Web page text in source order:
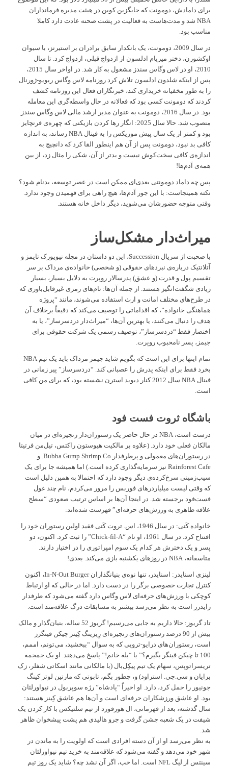
برای دامادش، دومونت که جایگزین کوبن در هیئت مدیره فرمانداران
NBA شد و مدت‌هاست به فعالیت در پشت صحنه عادت دارد کاملا
مناسب بود.
در سال 2009، دومونت، یک بانکدار سابق برادران بر استیرنز، با سیوان
اوکشورن، دختر میریام ادلسون از ازدواج قبلی، ازدواج کرد. تا سال
2010، او در لاس وگاس سندز مشغول به کار شد. در اواخر سال 2015،
پس از اینکه شلدون ادلسون تلاش کرد روزنامه لاس وگاس ریویو-ژورنال
را به طور مخفیانه خریداری کند، خبرنگاران فعال این روزنامه کشف
کردند که دومونت کسی بود که فعالانه در حال واسطه‌گری این معامله
بود. در سال 2016، دومونت به عنوان مدیر ارشد مالی لاس وگاس سندز
منصوب شد. حالا سال 2025: انگار رها کردن بازیکنی که چهره‌ی فرنچایز
بود و کمتر از یک سال پیش موریکس را به فینال NBA رساند، به اندازه
کافی بد نبود، دومونت پس از آن هم اینطور القا کرد که دانچیچ به
اندازه‌ی کافی سخت‌کوش نیست و بدتر از آن، شکی را مثال زد، از بین
همه‌ی آدم‌ها!
پس چه داماد دومونتی بعدی‌ای ممکن است در عصر توسعه، بدنام شود؟
نکته همینجاست: با این جور آدم‌ها، هیچ راهی برای فهمیدن وجود ندارد.
وقتی متوجه حضورشان می‌شوید، دیگر داخل خانه هستند.
میراث‌دار مشکل‌ساز
با صحبت از سریال Succession، این دو داستان در مجله نیویورک تایمز و
آتلانتیک درباره‌ی نبردهای حقوقی (و شخصی) خانواده‌ی مرداک بر سر
تقسیم پول و قدرت (و عشق) پدرسالار روپرت به دلایل بسیار، بسیار
زیادی شگفت‌انگیز هستند. از جمله آن‌ها: نام‌های رمزی غیرقابل‌باوری که
در طرح‌های مختلف امانت و ارث استفاده می‌شوند، مانند “پروژه
هماهنگی خانواده”، که اقداماتی را توصیف می‌کند که دقیقاً برخلاف آن
هدف را دنبال می‌کنند، یا بهترین آن‌ها، “میراث‌دار دردسرساز”، یا به
اختصار فقط “دردسرساز”، توصیف رسمی یک شرکت حقوقی برای
جیمز، پسر نامحبوب روپرت.
تمام اینها برای این است که بگویم شاید جیمز مرداک باید یک تیم NBA
بخرد فقط برای اینکه پدرش را عصبانی کند. “دردسرساز” پیر زمانی در
فینال NBA سال 2012 کنار دیوید استرن نشسته بود، که برای من کافی
است.
باشگاه ثروت فست فود
درست است، NBA در حال حاضر یک رستوران‌دار زنجیره‌ای در میان
مالکان فعلی خود دارد. (علاوه بر مالکیت هیوستون راکتس، تیل‌من فرتیتا
در رستوران‌های معمولی و پرطرفدار Bubba Gump Shrimp Co. و
Rainforest Cafe نیز سرمایه‌گذاری کرده است.) اما همیشه جا برای یک
سیب‌زمینی سرخ‌کرده‌ی دیگر وجود دارد که احتمالا به همین دلیل است
که وقتی لیست میلیاردرهای فوربس را مرور می‌کردم، نام چند غول
فست‌فود برجسته شد. در اینجا آن‌ها بر اساس ترتیب صعودی “سطح
علاقه ظاهری به ورزش‌های حرفه‌ای” فهرست شده‌اند:
خانواده کَتی: در سال 1946، اس. تروت کَتی فقید اولین رستوران خود را
افتتاح کرد. در سال 1961، او نام “Chick-fil-A” را ثبت کرد. اکنون، دو
پسر و یک دخترش هر کدام یک سوم امپراتوری را در اختیار دارند.
متاسفانه، NBA در روزهای یکشنبه بازی می‌کند. بعدی!
لینزی اسنایدر: اسنایدر، تنها نوه‌ی بنیانگذاران In-N-Out Burger، اکنون
کنترل تجارت خصوصی برگر را در دست دارد. اما در حالی که او ارتباط
کوچکی با ورزش‌های حرفه‌ای لاس وگاس دارد گفته می‌شود که طرفدار
رایدرز است به نظر می‌رسد بیشتر به مسابقات درگ علاقه‌مند است.
تاد گریوز: حالا داریم به جایی می‌رسیم! گریوز 52 ساله، بنیان‌گذار و مالک
بیش از 90 درصد رستوران‌های زنجیره‌ای رِیزینگ کِینز چیکن فینگرز
است، رستوران‌های درایو-ترویی که به سوال “ببخشید، می‌تونم، اممم،
100 تا چیکن فینگر بگیرم؟” با “بله خانم!” پاسخ می‌دهند. او یک جمجمه
تریسراتوپس، سهام یک تیم پیکِل‌بال (با مالکانی مانند اسکاتی شفلر، زک
برایان و سی.جی. استراود) و، چطور بگم، تابوتی که مارتین لوتر کینگ
جونیور را حمل کرد، دارد. او اخیراً “پادشاه” رژه سوپربول در نیواورلئان
بود. او عاشق ورزشکاران حرفه‌ای است و آن‌ها هم عاشق کِینز هستند:
سال گذشته، بعد از قهرمانی، ال هورفورد از تیم سلتیکس با کار کردن یک
شیفت در یک شعبه جشن گرفت و جرو هالیدی هم پشت پیشخوان ظاهر
شد.
به نظر می‌رسد او از آن دسته افرادی است که اولویت را به ماندن در
شهر خود می‌دهد و گفته می‌شود که علاقه‌مند به خرید تیم نیواورلئان
سینتس از لیگ NFL است. اما خب، اگر آن نشد چه؟ شاید یک روز تیم